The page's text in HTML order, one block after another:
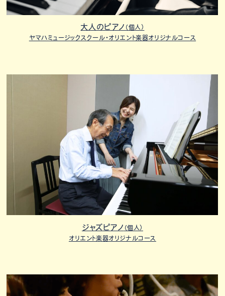
大人のピアノ （個人）
ヤマハミュージックスクール・オリエント楽器オリジナルコース
ジャズピアノ （個人）
オリエント楽器オリジナルコース